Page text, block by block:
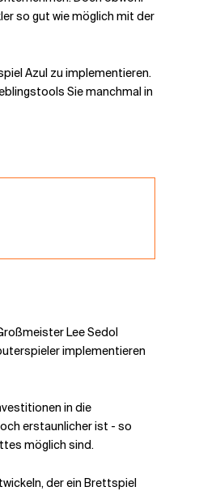
so gut wie möglich mit der
Azul zu implementieren.
Sie manchmal in
Lee Sedol
implementieren
in die
erstaunlicher ist - so
möglich sind.
der ein Brettspiel